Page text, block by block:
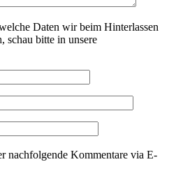
Daten wir beim Hinterlassen
schau bitte in unsere
nachfolgende Kommentare via E-